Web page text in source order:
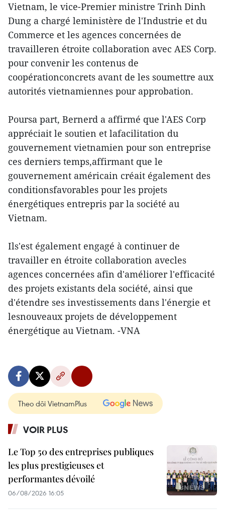
Vietnam, le vice-Premier ministre Trinh Dinh
Dung a chargé leministère de l'Industrie et du
Commerce et les agences concernées de
travailleren étroite collaboration avec AES Corp.
pour convenir les contenus de
coopérationconcrets avant de les soumettre aux
autorités vietnamiennes pour approbation.
Poursa part, Bernerd a affirmé que l'AES Corp
appréciait le soutien et lafacilitation du
gouvernement vietnamien pour son entreprise
ces derniers temps,affirmant que le
gouvernement américain créait également des
conditionsfavorables pour les projets
énergétiques entrepris par la société au
Vietnam.
Ils'est également engagé à continuer de
travailler en étroite collaboration avecles
agences concernées afin d'améliorer l'efficacité
des projets existants dela société, ainsi que
d'étendre ses investissements dans l'énergie et
lesnouveaux projets de développement
énergétique au Vietnam. -VNA
Theo dõi VietnamPlus
VOIR PLUS
Le Top 50 des entreprises publiques
les plus prestigieuses et
performantes dévoilé
06/08/2026 16:05